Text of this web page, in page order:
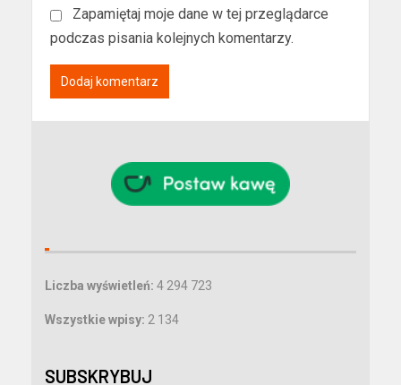
Zapamiętaj moje dane w tej przeglądarce
podczas pisania kolejnych komentarzy.
Liczba wyświetleń: 4 294 723
Wszystkie wpisy: 2 134
SUBSKRYBUJ